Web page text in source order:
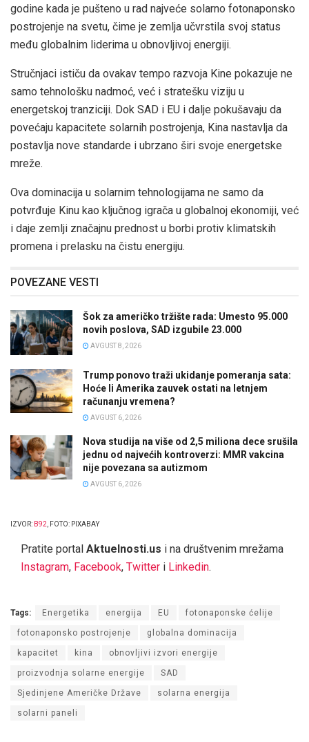
godine kada je pušteno u rad najveće solarno fotonaponsko
postrojenje na svetu, čime je zemlja učvrstila svoj status
među globalnim liderima u obnovljivoj energiji.
Stručnjaci ističu da ovakav tempo razvoja Kine pokazuje ne
samo tehnološku nadmoć, već i stratešku viziju u
energetskoj tranziciji. Dok SAD i EU i dalje pokušavaju da
povećaju kapacitete solarnih postrojenja, Kina nastavlja da
postavlja nove standarde i ubrzano širi svoje energetske
mreže.
Ova dominacija u solarnim tehnologijama ne samo da
potvrđuje Kinu kao ključnog igrača u globalnoj ekonomiji, već
i daje zemlji značajnu prednost u borbi protiv klimatskih
promena i prelasku na čistu energiju.
POVEZANE VESTI
Šok za američko tržište rada: Umesto 95.000
novih poslova, SAD izgubile 23.000
AVGUST 8, 2026
Trump ponovo traži ukidanje pomeranja sata:
Hoće li Amerika zauvek ostati na letnjem
računanju vremena?
AVGUST 6, 2026
Nova studija na više od 2,5 miliona dece srušila
jednu od najvećih kontroverzi: MMR vakcina
nije povezana sa autizmom
AVGUST 6, 2026
IZVOR: B92 , FOTO: PIXABAY
Pratite portal Aktuelnosti.us i na društvenim mrežama
Instagram, Facebook, Twitter i Linkedin.
Tags: Energetika energija EU fotonaponske ćelije
fotonaponsko postrojenje globalna dominacija
kapacitet kina obnovljivi izvori energije
proizvodnja solarne energije SAD
Sjedinjene Američke Države solarna energija
solarni paneli